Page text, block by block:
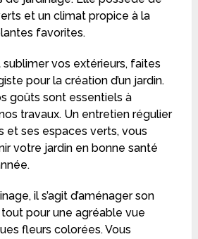
et un climat propice à la
favorites.
vos extérieurs, faites
pour la création d’un jardin.
goûts sont essentiels à
travaux. Un entretien régulier
et ses espaces verts, vous
votre jardin en bonne santé
il s’agit d’aménager son
tout pour une agréable vue
fleurs colorées. Vous